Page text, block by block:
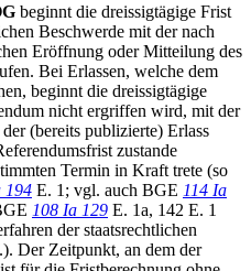
beginnt die dreissigtägige Frist
Beschwerde mit der nach
Eröffnung oder Mitteilung des
Bei Erlassen, welche dem
beginnt die dreissigtägige
nicht ergriffen wird, mit der
(bereits publizierte) Erlass
zustande
Termin in Kraft trete (so
194 E. 1; vgl. auch BGE 114 Ia
108 Ia 129 E. 1a, 142 E. 1
der staatsrechtlichen
Der Zeitpunkt, an dem der